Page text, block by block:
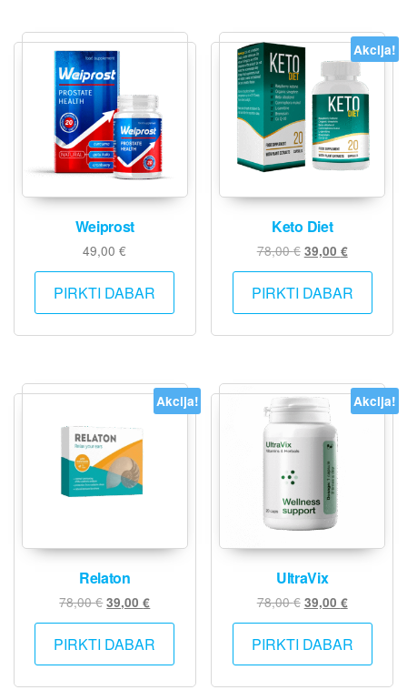
Weiprost
49,00€
PIRKTI DABAR
Akcija!
Keto Diet
78,00€ Original
price
was:
39,00 €Current
price
is:
39,00 €.
PIRKTI DABAR
Akcija!
Relaton
78,00€Original
price
was:
39,00€Current
price
is:
39,00 €.
PIRKTI DABAR
Akcija!
UltraVix
78,00€ Original
price
was:
39,00 €Current
price
is:
39,00 €.
PIRKTI DABAR